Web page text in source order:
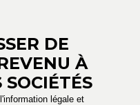
DE
À
légale et